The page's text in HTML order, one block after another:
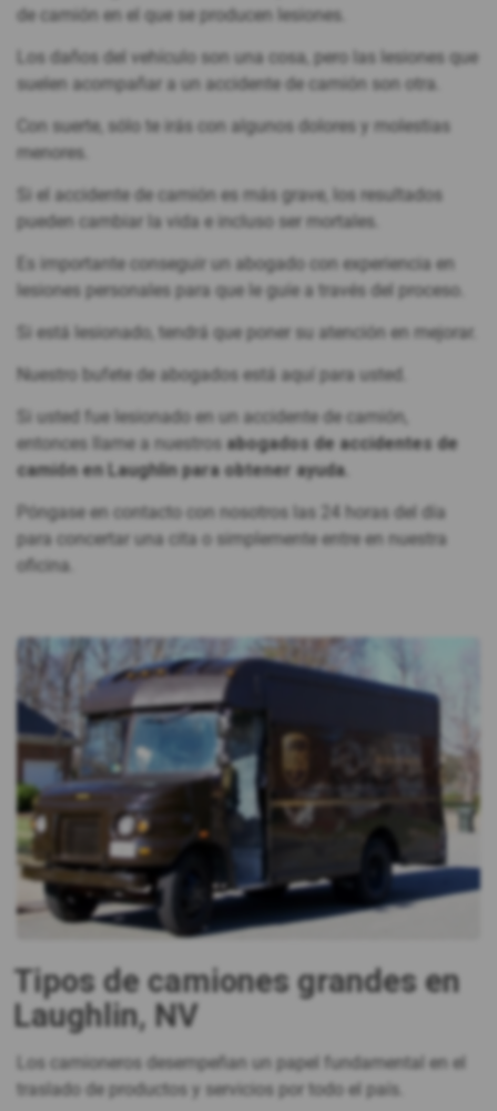
de camión en el que se producen lesiones.
Los daños del vehículo son una cosa, pero las lesiones que
suelen acompañar a un accidente de camión son otra.
Con suerte, sólo te irás con algunos dolores y molestias
menores.
Si el accidente de camión es más grave, los resultados
pueden cambiar la vida e incluso ser mortales.
Es importante conseguir un abogado con experiencia en
lesiones personales para que le guíe a través del proceso.
Si está lesionado, tendrá que poner su atención en mejorar.
Nuestro bufete de abogados está aquí para usted.
Si usted fue lesionado en un accidente de camión,
entonces llame a nuestros abogados de accidentes de
camión en Laughlin para obtener ayuda.
Póngase en contacto con nosotros las 24 horas del día
para concertar una cita o simplemente entre en nuestra
oficina.
Tipos de camiones grandes en
Laughlin, NV
Los camioneros desempeñan un papel fundamental en el
traslado de productos y servicios por todo el país.